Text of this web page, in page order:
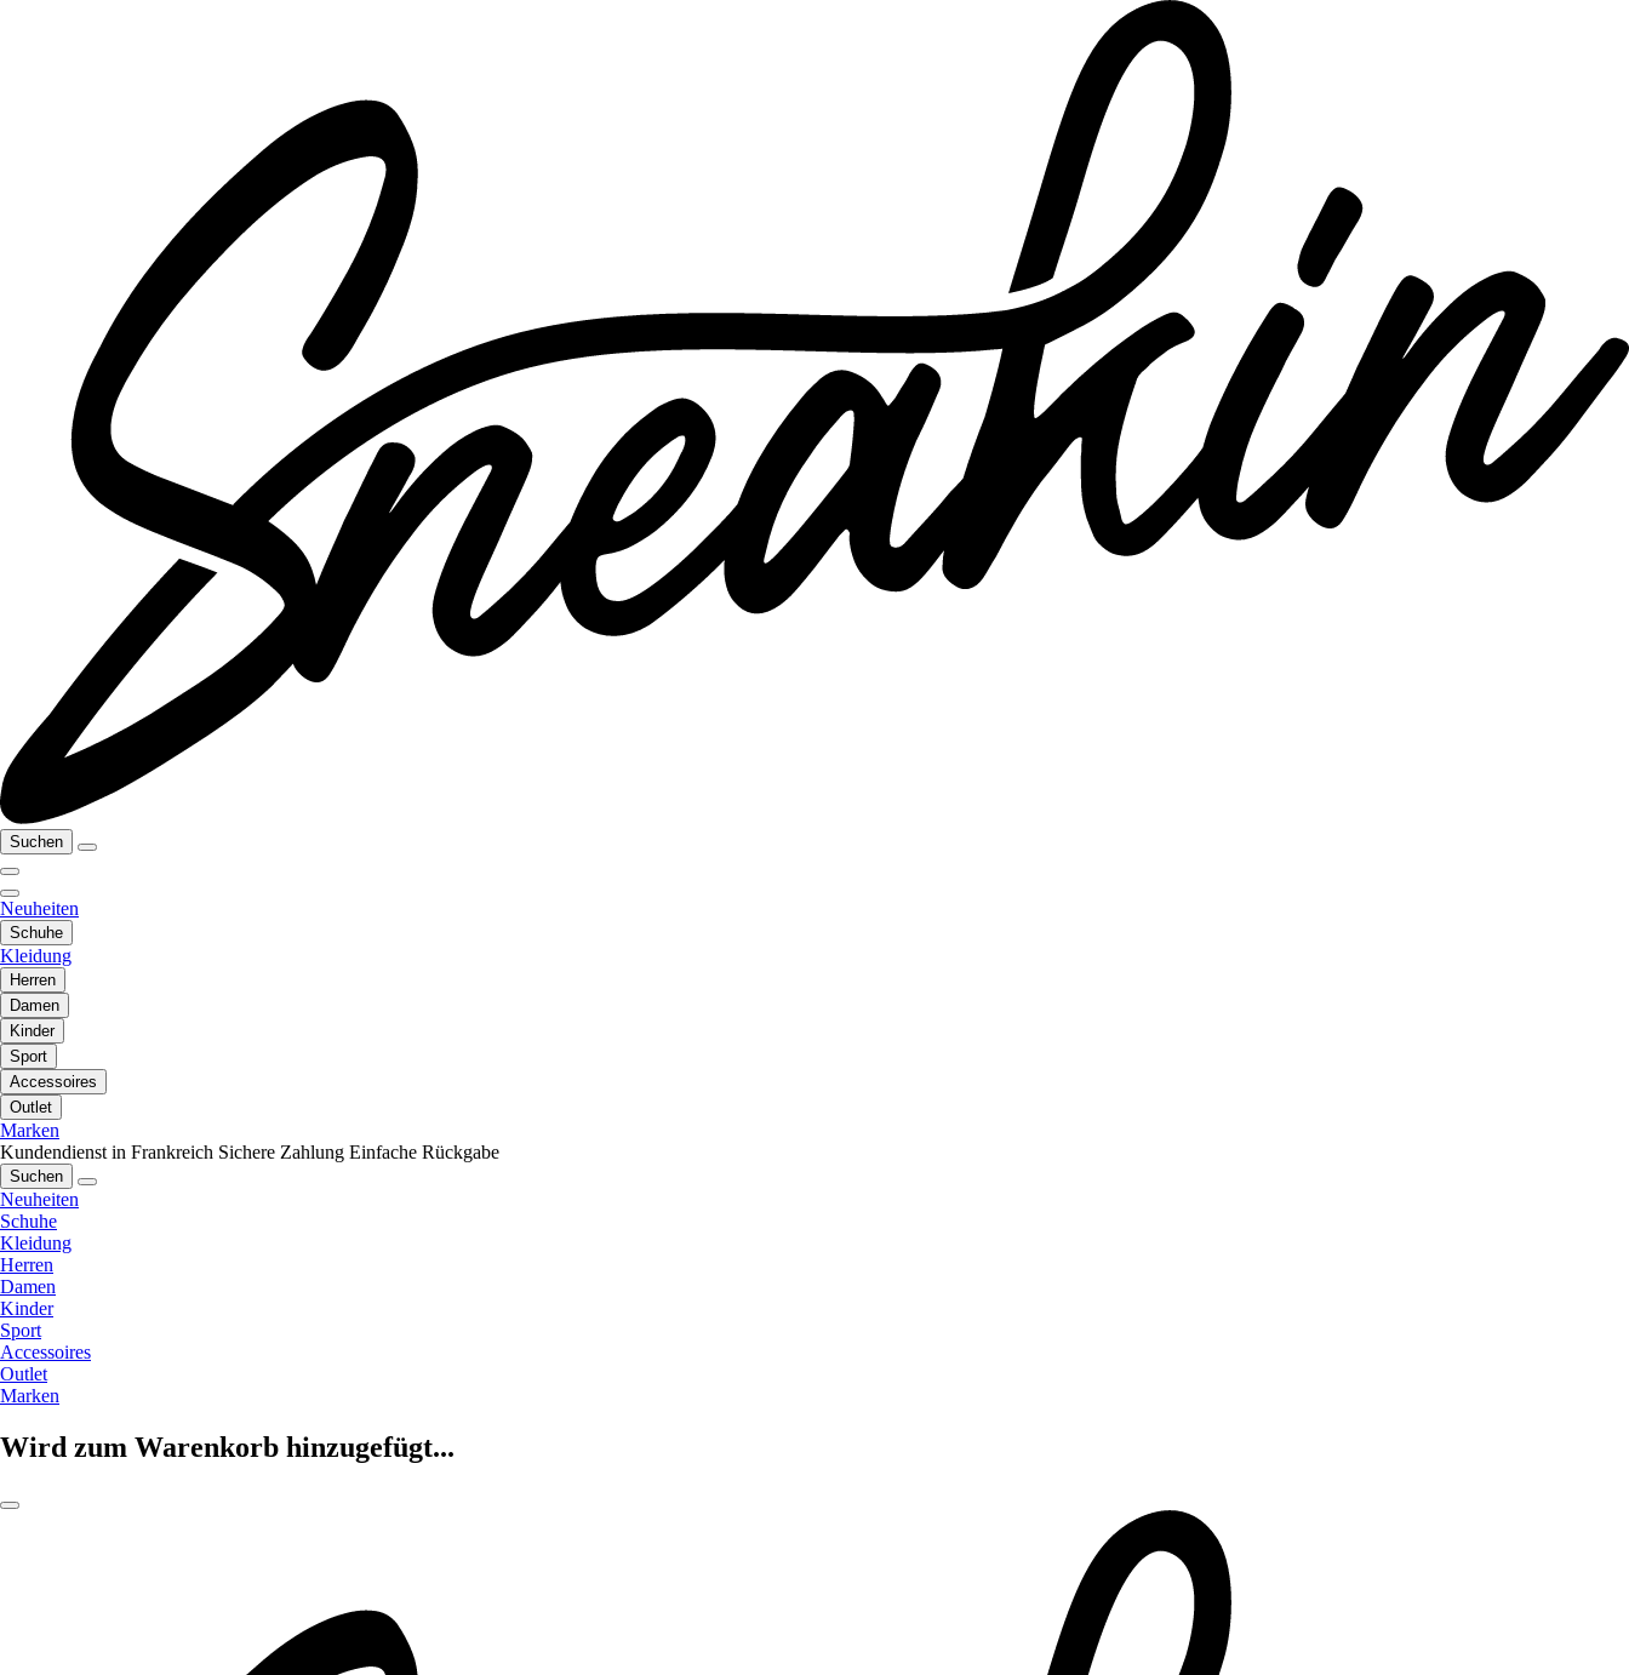
Suchen
Neuheiten
Schuhe
Kleidung
Herren
Damen
Kinder
Sport
Accessoires
Outlet
Marken
Kundendienst in Frankreich Sichere Zahlung Einfache Rückgabe
Suchen
Neuheiten
Schuhe
Kleidung
Herren
Damen
Kinder
Sport
Accessoires
Outlet
Marken
Wird zum Warenkorb hinzugefügt...